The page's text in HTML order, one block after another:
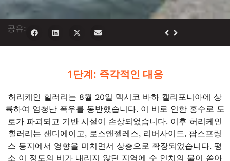
공유:
1단계: 즉각적인 대응
허리케인 힐러리는 8월 20일 멕시코 바하 캘리포니아에 상
륙하여 엄청난 폭우를 동반했습니다. 이 비로 인한 홍수로 도
로가 파괴되고 기반 시설이 손상되었습니다. 이후 허리케인
힐러리는 샌디에이고, 로스앤젤레스, 리버사이드, 팜스프링
스 등지에서 영향을 미치면서 상층으로 확장되었습니다. 평
소 이 정도의 비가 내리지 않던 지역에 수 인치의 물이 쏟아